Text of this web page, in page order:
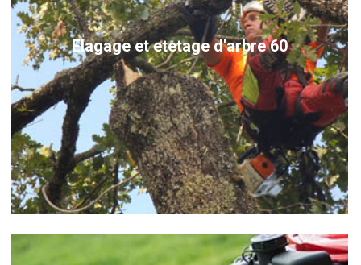
Elagage et etetage d'arbre 60